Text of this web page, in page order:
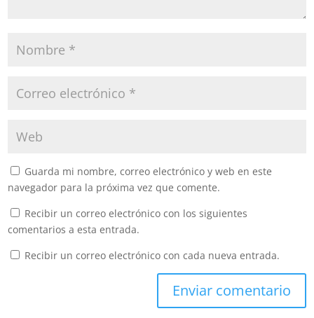
Guarda mi nombre, correo electrónico y web en este
navegador para la próxima vez que comente.
Recibir un correo electrónico con los siguientes
comentarios a esta entrada.
Recibir un correo electrónico con cada nueva entrada.